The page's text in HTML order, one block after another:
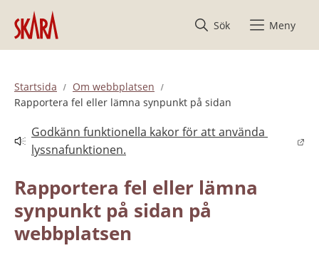
Hoppa till innehåll
Sök
Meny
Startsida
Om webbplatsen
Rapportera fel eller lämna synpunkt på sidan
Godkänn funktionella kakor för att använda
lyssnafunktionen.
Länk till annan webbplats.
Rapportera fel eller lämna
synpunkt på sidan på
webbplatsen